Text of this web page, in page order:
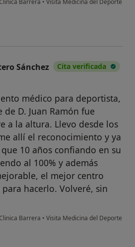
Clinica Barrera • Visita Medicina del Deporte
Sánchez Cita verificada
médico para deportista,
D. Juan Ramón fue
a la altura. Llevo desde los
allí el reconocimiento y ya
10 años confiando en su
al 100% y además
el mejor centro
hacerlo. Volveré, sin
Clinica Barrera • Visita Medicina del Deporte
Carretero Sánchez